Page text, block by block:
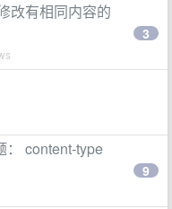
改有相同内容的
3
： content-type
9